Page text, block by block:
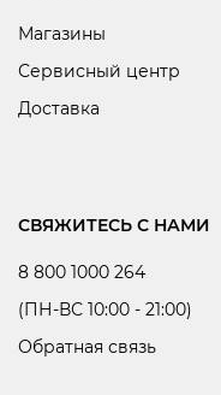
Магазины
Сервисный центр
Доставка
СВЯЖИТЕСЬ С НАМИ
8 800 1000 264
(ПН-ВС 10:00 - 21:00)
Обратная связь